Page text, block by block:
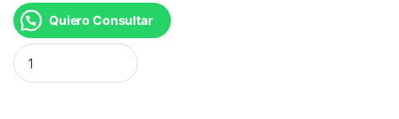
Quiero Consultar
VENTILADOR DE MESA VSOP10 10"40W cantidad